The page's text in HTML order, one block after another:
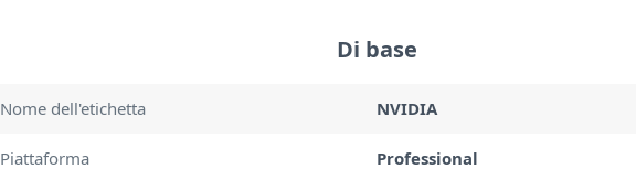
Di base
Nome dell'etichetta NVIDIA
Piattaforma Professional